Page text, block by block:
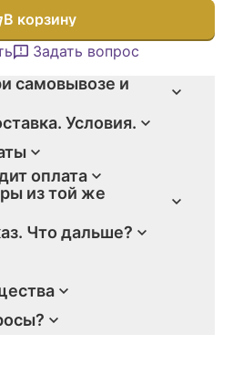
В корзину
Задать вопрос
самовывозе и
Условия.
оплата
из той же
Что дальше?